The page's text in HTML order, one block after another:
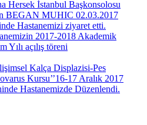
Hersek İstanbul Başkonsolosu
BEGAN MUHIC 02.03.2017
Hastanemizi ziyaret etti.
2017-2018 Akademik
Yılı açılış töreni
Kalça Displazisi-Pes
Kursu’’16-17 Aralık 2017
Hastanemizde Düzenlendi.